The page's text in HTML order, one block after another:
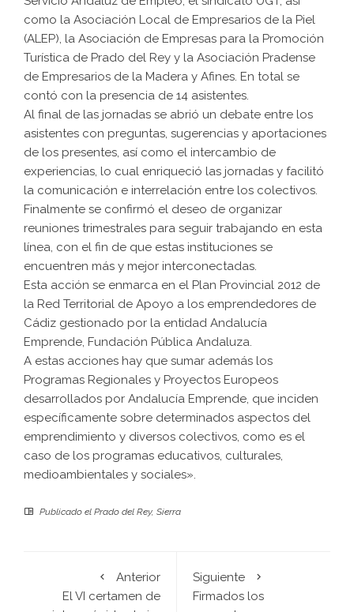
como la Asociación Local de Empresarios de la Piel
(ALEP), la Asociación de Empresas para la Promoción
Turística de Prado del Rey y la Asociación Pradense
de Empresarios de la Madera y Afines. En total se
contó con la presencia de 14 asistentes.
Al final de las jornadas se abrió un debate entre los
asistentes con preguntas, sugerencias y aportaciones
de los presentes, así como el intercambio de
experiencias, lo cual enriqueció las jornadas y facilitó
la comunicación e interrelación entre los colectivos.
Finalmente se confirmó el deseo de organizar
reuniones trimestrales para seguir trabajando en esta
línea, con el fin de que estas instituciones se
encuentren más y mejor interconectadas.
Esta acción se enmarca en el Plan Provincial 2012 de
la Red Territorial de Apoyo a los emprendedores de
Cádiz gestionado por la entidad Andalucía
Emprende, Fundación Pública Andaluza.
A estas acciones hay que sumar además los
Programas Regionales y Proyectos Europeos
desarrollados por Andalucía Emprende, que inciden
específicamente sobre determinados aspectos del
emprendimiento y diversos colectivos, como es el
caso de los programas educativos, culturales,
medioambientales y sociales».
Publicado el Prado del Rey, Sierra
Anterior
El VI certamen de
Siguiente
Firmados los